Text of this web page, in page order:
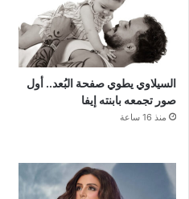
السيلاوي يطوي صفحة البُعد.. أول
صور تجمعه بابنته إيفا
منذ 16 ساعة